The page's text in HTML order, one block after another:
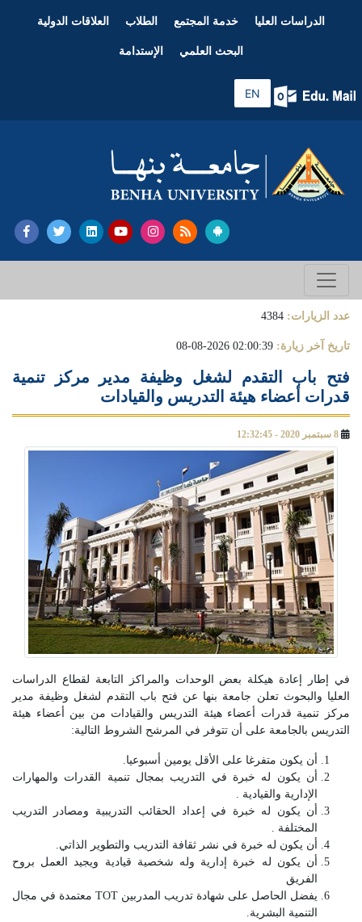
الدراسات العليا خدمة المجتمع الطلاب العلاقات الدولية
البحث العلمي الإستدامة
EN
عدد الزيارات: 4384
تاريخ آخر زيارة: 02:00:39 2026-08-08
فتح باب التقدم لشغل وظيفة مدير مركز تنمية
قدرات أعضاء هيئة التدريس والقيادات
في إطار إعادة هيكلة بعض الوحدات والمراكز التابعة لقطاع الدراسات
العليا والبحوث تعلن جامعة بنها عن فتح باب التقدم لشغل وظيفة مدير
مركز تنمية قدرات أعضاء هيئة التدريس والقيادات من بين أعضاء هيئة
التدريس بالجامعة على أن تتوفر في المرشح الشروط التالية:
أن يكون متفرغا على الأقل يومين أسبوعيا.
أن يكون له خبرة في التدريب بمجال تنمية القدرات والمهارات
الإدارية والقيادية .
أن يكون له خبرة في إعداد الحقائب التدريبية ومصادر التدريب
المختلفة .
أن يكون له خبرة في نشر ثقافة التدريب والتطوير الذاتي.
أن يكون له خبرة إدارية وله شخصية قيادية ويجيد العمل بروح
الفريق
يفضل الحاصل على شهادة تدريب المدربين TOT معتمدة في مجال
التنمية البشرية.